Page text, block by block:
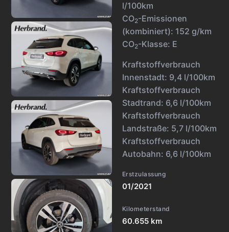
l/100km
CO2-Emissionen
(kombiniert): 152 g/km
CO2-Klasse: E
Kraftstoffverbrauch
Innenstadt: 9,4 l/100km
Kraftstoffverbrauch
Stadtrand: 6,6 l/100km
Kraftstoffverbrauch
Landstraße: 5,7 l/100km
Kraftstoffverbrauch
Autobahn: 6,6 l/100km
Erstzulassung
01/2021
Kilometerstand
60.655 km